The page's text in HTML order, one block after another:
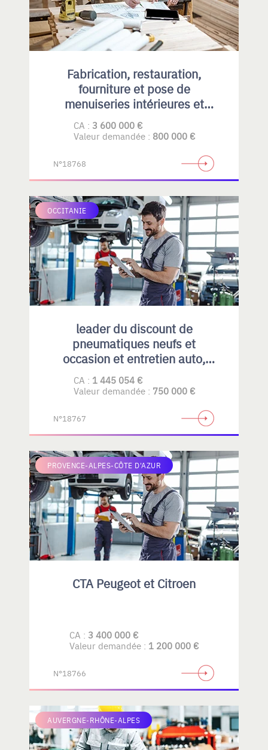
Fabrication, restauration,
fourniture et pose de
menuiseries intérieures et
extérieures , principalement en
bois
CA : 3 600 000 €
Valeur demandée : 800 000 €
N°18768
OCCITANIE
leader du discount de
pneumatiques neufs et
occasion et entretien auto,
emplacement idéal et fort
potentiel de développement
CA : 1 445 054 €
Valeur demandée : 750 000 €
N°18767
PROVENCE-ALPES-CÔTE D'AZUR
CTA Peugeot et Citroen
CA : 3 400 000 €
Valeur demandée : 1 200 000 €
N°18766
AUVERGNE-RHÔNE-ALPES